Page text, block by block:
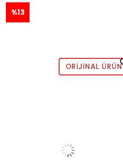
%13
ORIJINAL ÜRÜN